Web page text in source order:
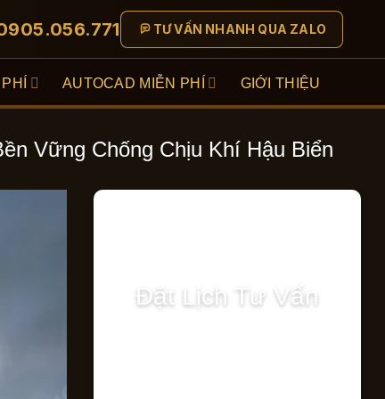
TƯ VẤN NHANH QUA ZALO
AUTOCAD MIỄN PHÍ GIỚI THIỆU
Vững Chống Chịu Khí Hậu Biển
Đặt Lịch Tư Vấn